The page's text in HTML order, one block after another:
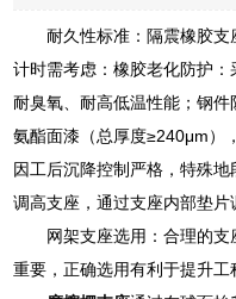
耐久性标准：隔震橡胶
计时需考虑：橡胶老化防护
耐臭氧、耐高低温性能；钢
氨酯面漆（总厚度≥240μm）
因工后沉降控制严格，特殊
调高支座，通过支座内部垫片
网架支座选用：合理的
重要，正确选用有利于提升工